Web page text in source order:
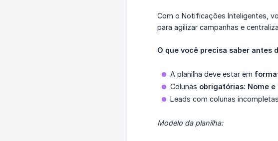
Com o Notificações Inteligentes,
para agilizar campanhas e
O que você precisa saber antes
A planilha deve estar em
Colunas obrigatórias: Nome e
Leads com colunas incompletas
Modelo da planilha: